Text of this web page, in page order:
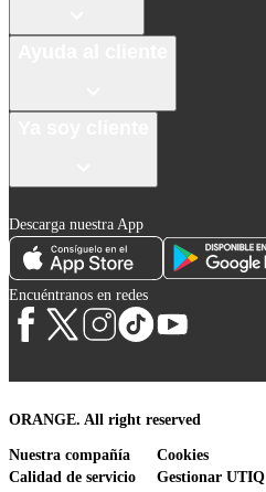
Descarga nuestra App
Encuéntranos en redes
ORANGE. All right reserved
Nuestra compañía
Calidad de servicio
Cookies
Gestionar UTIQ